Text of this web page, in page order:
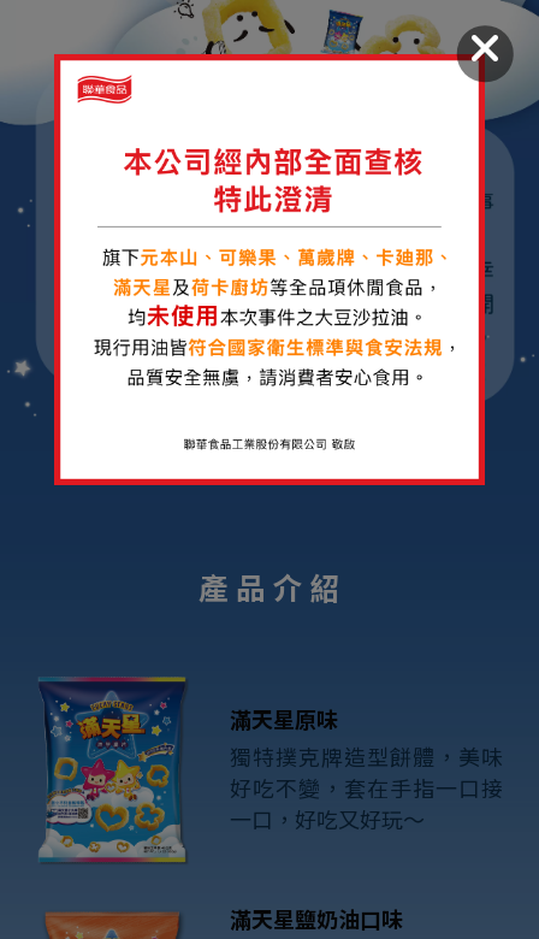
產 品 介 紹
滿天星原味
獨特撲克牌造型餅體，美味
好吃不變，套在手指一口接
一口，好吃又好玩～
滿天星鹽奶油口味